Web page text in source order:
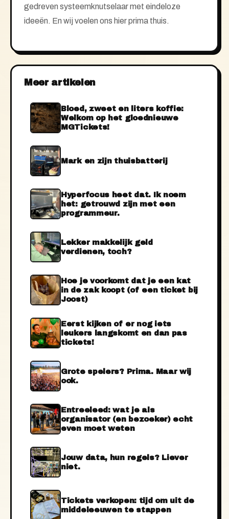
gedreven systeemknutselaar met eindeloze
ideeën. En wij voelen ons hier prima thuis.
Meer artikelen
Bloed, zweet en liters koffie:
Welkom op het gloednieuwe
MGTickets!
Mark en zijn thuisbatterij
Hyperfocus heet dat. Ik noem
het: getrouwd zijn met een
programmeur.
Lekker makkelijk geld
verdienen, toch?
Hoe je voorkomt dat je een kat
in de zak koopt (of een ticket bij
Joost)
Eerst kijken of er nog iets
leukers langskomt en dan pas
tickets!
Grote spelers? Prima. Maar wij
ook.
Entreeleed: wat je als
organisator (en bezoeker) echt
even moet weten
Jouw data, hun regels? Liever
niet.
Tickets verkopen: tijd om uit de
middeleeuwen te stappen